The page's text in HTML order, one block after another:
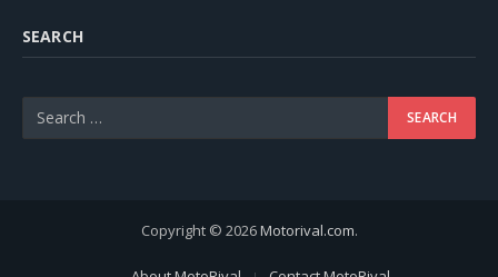
SEARCH
Copyright © 2026Motorival.com.